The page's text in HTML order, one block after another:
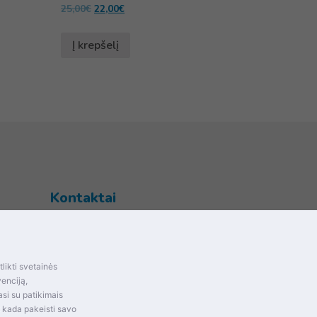
25,00€ 22,00€
Į krepšelį
ir
Kontaktai
svetainės
su patikimais
kada pakeisti savo